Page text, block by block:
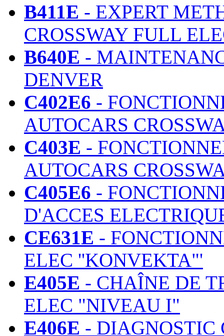
B411E - EXPERT
CROSSWAY FULL
B640E -
DENVER
C402E6 -
AUTOCARS
C403E -
AUTOCARS
C405E6 -
D'ACCES
CE631E -
ELEC ''KONVEKTA"'
E405E - CHAÎNE DE
ELEC "NIVEAU I"
E406E - DIAGNOSTIC